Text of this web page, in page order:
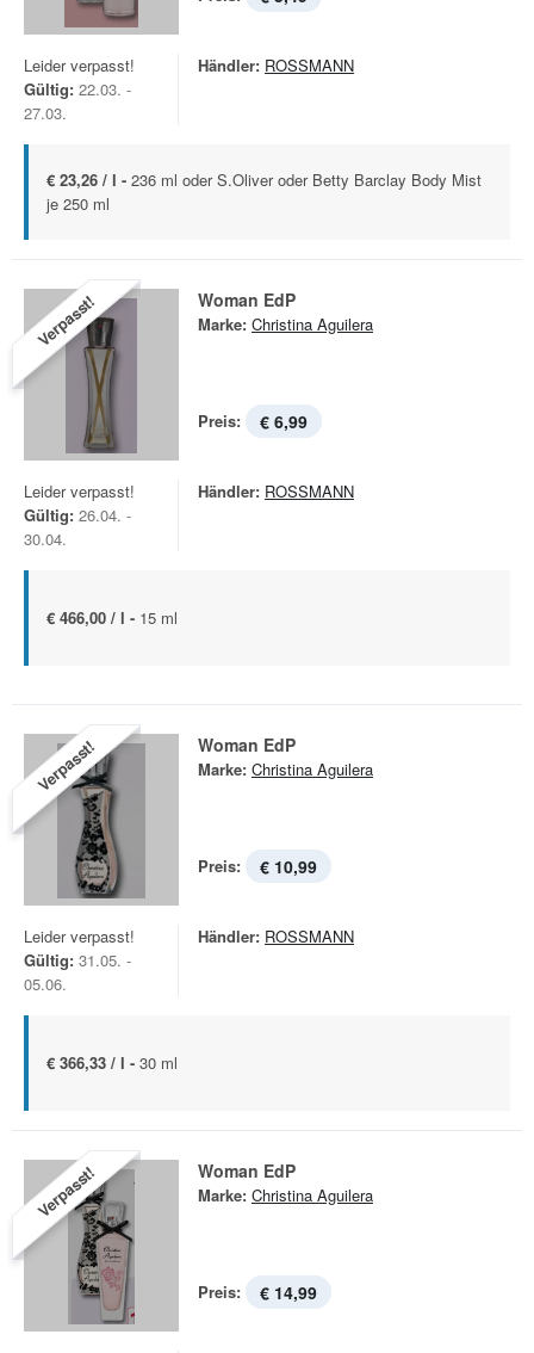
Leider verpasst!
Gültig: 22.03. -
27.03.
Händler: ROSSMANN
€ 23,26 / l - 236 ml oder S.Oliver oder Betty Barclay Body Mist
je 250 ml
Verpasst! Woman EdP
Marke: Christina Aguilera
Preis: € 6,99
Leider verpasst!
Gültig: 26.04. -
30.04.
Händler: ROSSMANN
€ 466,00 / l - 15 ml
Verpasst! Woman EdP
Marke: Christina Aguilera
Preis: € 10,99
Leider verpasst!
Gültig: 31.05. -
05.06.
Händler: ROSSMANN
€ 366,33 / l - 30 ml
Verpasst! Woman EdP
Marke: Christina Aguilera
Preis: € 14,99